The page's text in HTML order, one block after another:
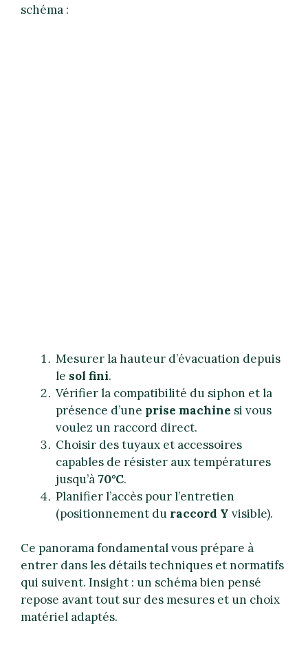
schéma :
Mesurer la hauteur d’évacuation depuis
le sol fini.
Vérifier la compatibilité du siphon et la
présence d’une prise machine si vous
voulez un raccord direct.
Choisir des tuyaux et accessoires
capables de résister aux températures
jusqu’à 70°C.
Planifier l’accès pour l’entretien
(positionnement du raccord Y visible).
Ce panorama fondamental vous prépare à
entrer dans les détails techniques et normatifs
qui suivent. Insight : un schéma bien pensé
repose avant tout sur des mesures et un choix
matériel adaptés.